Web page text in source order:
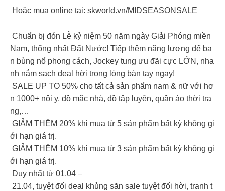
Hoặc mua online tại: skworld.vn/MIDSEASONSALE
Chuẩn bị đón Lễ kỷ niệm 50 năm ngày Giải Phóng miền
Nam, thống nhất Đất Nước! Tiếp thêm năng lượng để bạ
n bùng nổ phong cách, Jockey tung ưu đãi cực LỚN, nha
nh nắm sạch deal hời trong lòng bàn tay ngay!
SALE UP TO 50% cho tất cả sản phẩm nam & nữ với hơ
n 1000+ nội y, đồ mặc nhà, đồ tập luyện, quần áo thời tra
ng,…
GIẢM THÊM 20% khi mua từ 5 sản phẩm bất kỳ không gi
ới hạn giá trị.
GIẢM THÊM 10% khi mua từ 3 sản phẩm bất kỳ không gi
ới hạn giá trị.
Duy nhất từ 01.04 –
21.04, tuyệt đối deal khủng săn sale tuyệt đối hời, tranh t